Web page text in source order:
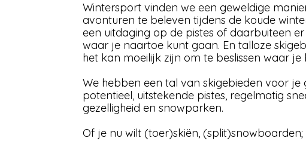
Wintersport vinden we een geweldige
avonturen te beleven tijdens de koude
een uitdaging op de pistes of daarbuiteen
waar je naartoe kunt gaan. En talloze
het kan moeilijk zijn om te beslissen waar je
We hebben een tal van skigebieden voor
potentieel, uitstekende pistes, regelmatig
gezelligheid en snowparken.
Of je nu wilt (toer)skiën, (split)snowboarden;